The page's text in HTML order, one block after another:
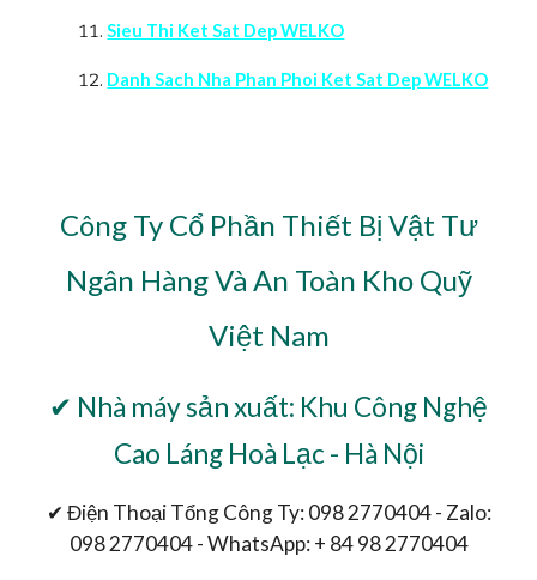
Sieu Thi Ket Sat Dep WELKO
Danh Sach Nha Phan Phoi Ket Sat Dep WELKO
Công Ty Cổ Phần Thiết Bị Vật Tư
Ngân Hàng Và An Toàn Kho Quỹ
Việt Nam
✔ Nhà máy sản xuất: Khu Công Nghệ
Cao Láng Hoà Lạc - Hà Nội
✔ Điện Thoại Tổng Công Ty: 098 2770404 - Zalo:
098 2770404 - WhatsApp: + 84 98 2770404